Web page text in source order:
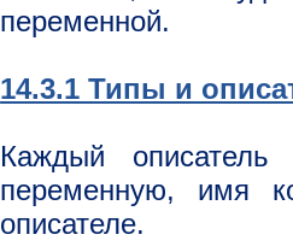
переменной.
14.3.1 Типы и
Каждый
переменную, имя
описателе.